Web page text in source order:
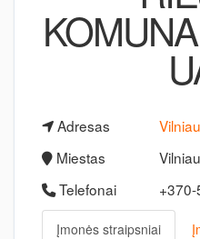
Adresas
Miestas
Telefonai
Įmonės straipsniai